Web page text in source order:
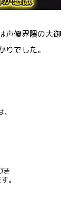
声優界隈の大御
でした。
き
。